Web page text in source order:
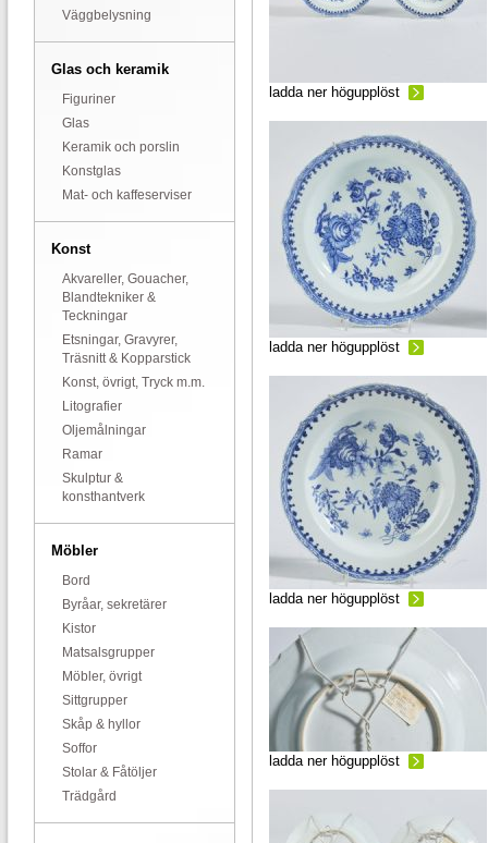
Väggbelysning
Glas och keramik
Figuriner
Glas
Keramik och porslin
Konstglas
Mat- och kaffeserviser
Konst
Akvareller, Gouacher,
Blandtekniker &
Teckningar
Etsningar, Gravyrer,
Träsnitt & Kopparstick
Konst, övrigt, Tryck m.m.
Litografier
Oljemålningar
Ramar
Skulptur &
konsthantverk
Möbler
Bord
Byråar, sekretärer
Kistor
Matsalsgrupper
Möbler, övrigt
Sittgrupper
Skåp & hyllor
Soffor
Stolar & Fåtöljer
Trädgård
ladda ner högupplöst
ladda ner högupplöst
ladda ner högupplöst
ladda ner högupplöst